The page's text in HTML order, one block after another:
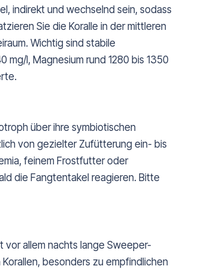
indirekt und wechselnd sein, sodass
Sie die Koralle in der mittleren
Wichtig sind stabile
mg/l, Magnesium rund 1280 bis 1350
über ihre symbiotischen
von gezielter Zufütterung ein- bis
feinem Frostfutter oder
die Fangtentakel reagieren. Bitte
vor allem nachts lange Sweeper-
besonders zu empfindlichen